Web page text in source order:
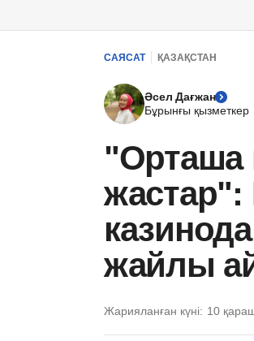
САЯСАТ ҚАЗАҚСТАН
Әсел Дағжан
Бұрынғы қызметкер
"Орташа
жастар":
жайлы
Жарияланған күні: 10